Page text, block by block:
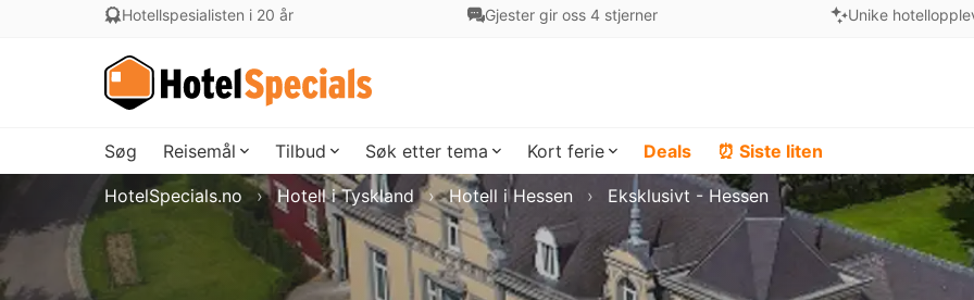
Hotellspesialisten i 20 år Gjester gir oss 4 stjerner Unike
Søg Reisemål Tilbud Søk etter tema Kort ferie Deals ⏰ Siste liten
HotelSpecials.no Hotell i Tyskland Hotell i Hessen Eksklusivt - Hessen